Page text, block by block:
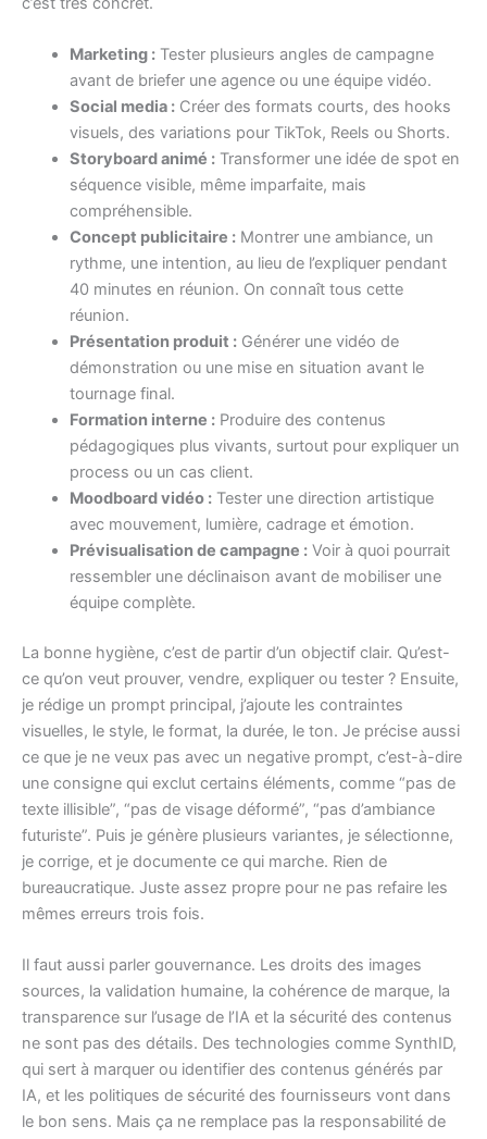
Marketing :Tester plusieurs angles de campagne
avant de briefer une agence ou une équipe vidéo.
Social media :Créer des formats courts, des hooks
visuels, des variations pour TikTok, Reels ou Shorts.
Storyboard animé :Transformer une idée de spot en
séquence visible, même imparfaite, mais
compréhensible.
Concept publicitaire :Montrer une ambiance, un
rythme, une intention, au lieu de l’expliquer pendant
40 minutes en réunion. On connaît tous cette
réunion.
Présentation produit :Générer une vidéo de
démonstration ou une mise en situation avant le
tournage final.
Formation interne :Produire des contenus
pédagogiques plus vivants, surtout pour expliquer un
process ou un cas client.
Moodboard vidéo :Tester une direction artistique
avec mouvement, lumière, cadrage et émotion.
Prévisualisation de campagne :Voir à quoi pourrait
ressembler une déclinaison avant de mobiliser une
équipe complète.
La bonne hygiène, c’est de partir d’un objectif clair. Qu’est-
ce qu’on veut prouver, vendre, expliquer ou tester ? Ensuite,
je rédige un prompt principal, j’ajoute les contraintes
visuelles, le style, le format, la durée, le ton. Je précise aussi
ce que je ne veux pas avec un negative prompt, c’est-à-dire
une consigne qui exclut certains éléments, comme “pas de
texte illisible”, “pas de visage déformé”, “pas d’ambiance
futuriste”. Puis je génère plusieurs variantes, je sélectionne,
je corrige, et je documente ce qui marche. Rien de
bureaucratique. Juste assez propre pour ne pas refaire les
mêmes erreurs trois fois.
Il faut aussi parler gouvernance. Les droits des images
sources, la validation humaine, la cohérence de marque, la
transparence sur l’usage de l’IA et la sécurité des contenus
ne sont pas des détails. Des technologies comme SynthID,
qui sert à marquer ou identifier des contenus générés par
IA, et les politiques de sécurité des fournisseurs vont dans
le bon sens. Mais ça ne remplace pas la responsabilité de